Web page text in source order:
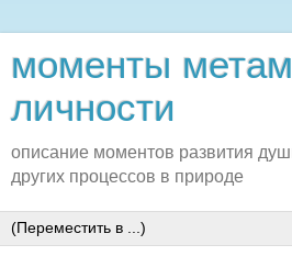
моменты
личности
описание моментов развития
других процессов в природе